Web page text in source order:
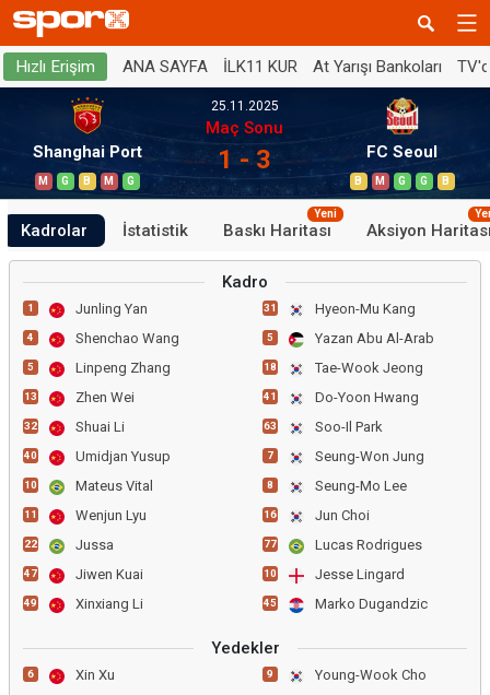
Hızlı Erişim ANA SAYFA İLK11 KUR At Yarışı Bankoları
Shanghai Port
M G B M G
25.11.2025
Maç Sonu
1 - 3 FC Seoul
B M G G B
Kadrolar İstatistik Baskı Haritası
Yeni
Aksiyon
Kadro
1 Junling Yan
4 Shenchao Wang
5 Linpeng Zhang
13 Zhen Wei
32 Shuai Li
40 Umidjan Yusup
10 Mateus Vital
11 Wenjun Lyu
22 Jussa
47 Jiwen Kuai
49 Xinxiang Li
31 Hyeon-Mu Kang
5 Yazan Abu Al-Arab
18 Tae-Wook Jeong
41 Do-Yoon Hwang
63 Soo-Il Park
7 Seung-Won Jung
8 Seung-Mo Lee
16 Jun Choi
77 Lucas Rodrigues
10 Jesse Lingard
45 Marko Dugandzic
Yedekler
6 Xin Xu 9 Young-Wook Cho